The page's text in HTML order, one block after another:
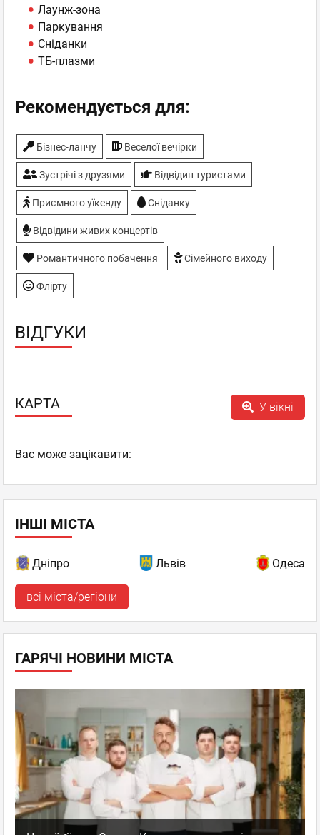
Лаунж-зона
Паркування
Сніданки
ТБ-плазми
Рекомендується для:
Бiзнес-ланчу Веселої вечірки
Зустрічі з друзями Відвідин туристами
Приємного уїкенду Сніданку
Відвідини живих концертів
Романтичного побачення Сімейного виходу
Флірту
ВІДГУКИ
КАРТА У вікні
Вас може зацікавити:
ІНШІ МІСТА
Дніпро Львів Одеса
всі міста/регіони
ГАРЯЧІ НОВИНИ МІСТА